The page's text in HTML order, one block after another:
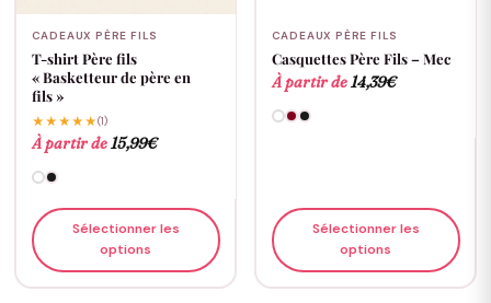
CADEAUX PÈRE FILS
T-shirt Père fils
« Basketteur de père en
fils »
★★★★★(1)
À partir de15,99€
Sélectionner les
options
CADEAUX PÈRE FILS
Casquettes Père Fils – Mec
À partir de14,39€
Sélectionner les
options